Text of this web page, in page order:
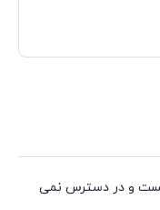
و در دسترس نمی